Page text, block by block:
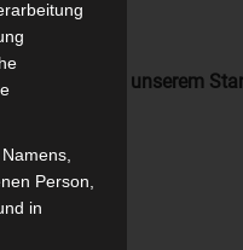
Besuch an unserem
Person,
in